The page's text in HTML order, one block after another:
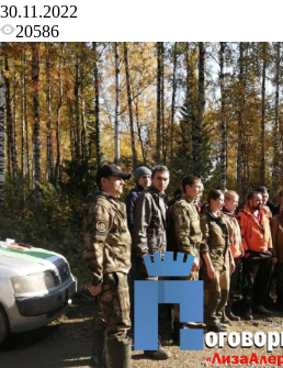
30.11.2022
20586